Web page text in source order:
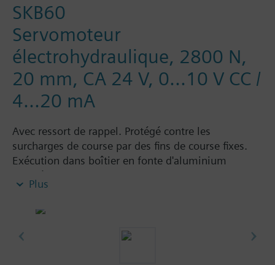
SKB60
Servomoteur
électrohydraulique, 2800 N,
20 mm, CA 24 V, 0...10 V CC /
4...20 mA
Avec ressort de rappel. Protégé contre les
surcharges de course par des fins de course fixes.
Exécution dans boîtier en fonte d'aluminium
injectée avec console de course pour vannes avec
course de 20 mm. Place pour un contact auxiliaire
Information complémentaire
Plus